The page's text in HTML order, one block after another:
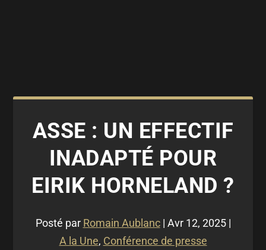
ASSE : UN EFFECTIF
INADAPTÉ POUR
EIRIK HORNELAND ?
Posté par Romain Aublanc| Avr 12, 2025|
A la Une, Conférence de presse